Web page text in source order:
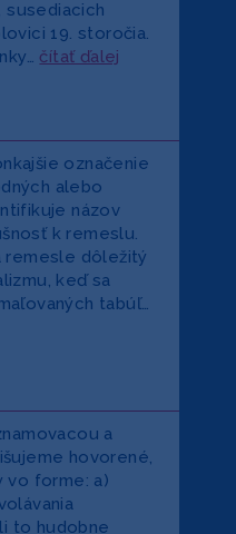
susediacich
19. storočia.
čítať ďalej
označenie
alebo
názov
k remeslu.
remesle dôležitý
keď sa
tabúľ…
a
hovorené,
vo forme: a)
to hudobne